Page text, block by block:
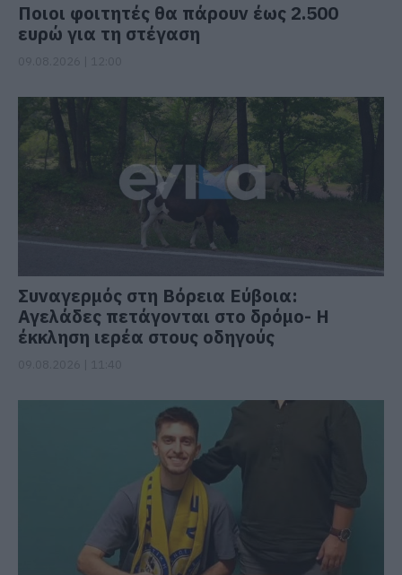
Ποιοι φοιτητές θα πάρουν έως 2.500
ευρώ για τη στέγαση
Συναγερμός στη Βόρεια Εύβοια:
Αγελάδες πετάγονται στο δρόμο- Η
έκκληση ιερέα στους οδηγούς